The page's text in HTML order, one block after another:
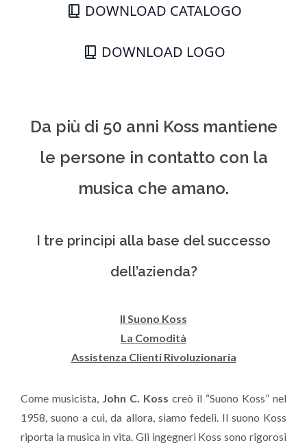
DOWNLOAD CATALOGO
DOWNLOAD LOGO
Da più di 50 anni Koss mantiene
le persone in contatto con la
musica che amano.
I tre principi alla base del successo
dell’azienda?
Il Suono Koss
La Comodità
Assistenza Clienti Rivoluzionaria
Come musicista, John C. Koss creò il “Suono Koss” nel
1958, suono a cui, da allora, siamo fedeli. Il suono Koss
riporta la musica in vita. Gli ingegneri Koss sono rigorosi